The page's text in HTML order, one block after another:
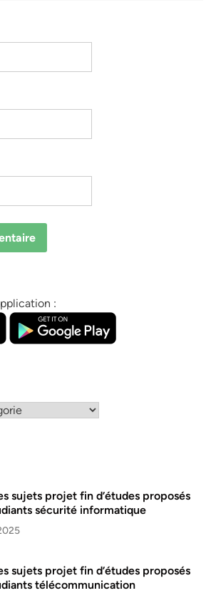
:
sujets projet fin d’études proposés
sécurité informatique
sujets projet fin d’études proposés
télécommunication